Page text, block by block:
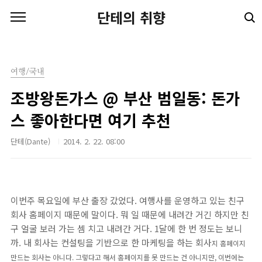
단테의 취향
여행/국내
조방왕돈가스 @ 부산 범일동: 돈가
스 좋아한다면 여기 추천
단테(Dante) 2014. 2. 22. 08:00
이번주 목요일에 부산 출장 갔었다. 여행사를 운영하고 있는 친구
회사 홈페이지 때문에 말이다. 뭐 일 때문에 내려간 거긴 하지만 친
구 얼굴 보러 가는 셈 치고 내려간 거다. 1달에 한 번 정도는 보니
까. 내 회사는 컨설팅을 기반으로 한 마케팅을 하는 회사지 홈페이지
만드는 회사는 아니다. 그렇다고 해서 홈페이지를 못 만드는 건 아니지만, 이번에는